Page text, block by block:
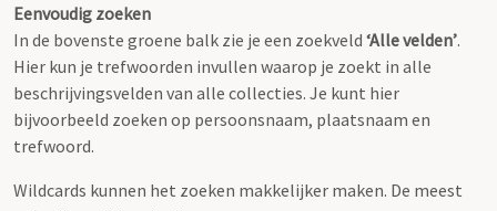
Eenvoudig zoeken
In de bovenste groene balk zie je een zoekveld ‘Alle velden’.
Hier kun je trefwoorden invullen waarop je zoekt in alle
beschrijvingsvelden van alle collecties. Je kunt hier
bijvoorbeeld zoeken op persoonsnaam, plaatsnaam en
trefwoord.
Wildcards kunnen het zoeken makkelijker maken. De meest